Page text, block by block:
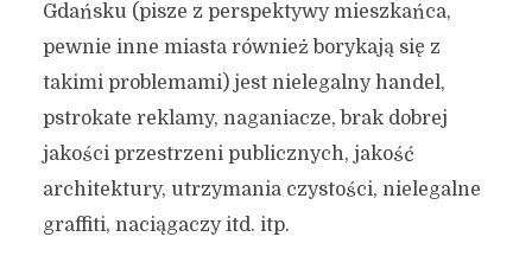
Gdańsku (pisze z perspektywy mieszkańca,
pewnie inne miasta również borykają się z
takimi problemami) jest nielegalny handel,
pstrokate reklamy, naganiacze, brak dobrej
jakości przestrzeni publicznych, jakość
architektury, utrzymania czystości, nielegalne
graffiti, naciągaczy itd. itp.